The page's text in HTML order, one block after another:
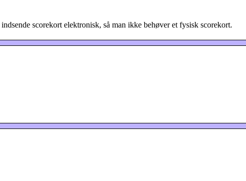
scorekort elektronisk, så man ikke behøver et fysisk scorekort.